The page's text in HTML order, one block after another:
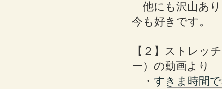
他にも沢山あり
今も好きです。
【２】ストレッ
ー）の動画より
・ すきま時間